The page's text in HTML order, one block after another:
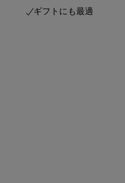
ギフトにも最適